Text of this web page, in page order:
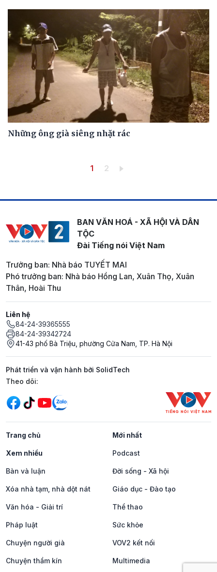
Những ông già siêng nhặt rác
Trang hiện thời
1 Trang
2
BAN VĂN HOÁ - XÃ HỘI VÀ DÂN
TỘC
Đài Tiếng nói Việt Nam
Trưởng ban: Nhà báo TUYẾT MAI
Phó trưởng ban: Nhà báo Hồng Lan, Xuân Thọ, Xuân
Thân, Hoài Thu
Liên hệ
84-24-39365555
84-24-39342724
41-43 phố Bà Triệu, phường Cửa Nam, TP. Hà Nội
Phát triển và vận hành bởi SolidTech
Mạng xã hội
Theo dõi:
Trang chủ Mới nhất
Xem nhiều Podcast
Bàn và luận Đời sống - Xã hội
Xóa nhà tạm, nhà dột nát Giáo dục - Đào tạo
Văn hóa - Giải trí Thể thao
Pháp luật Sức khỏe
Chuyện người già VOV2 kết nối
Chuyện thầm kín Multimedia